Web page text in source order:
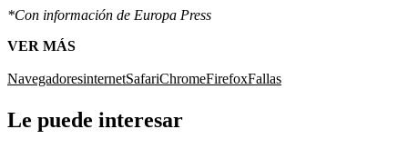
*Con información de Europa Press
VER MÁS
NavegadoresinternetSafariChromeFirefoxFallas
Le puede interesar